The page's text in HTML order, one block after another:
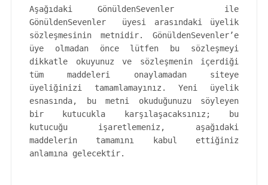
Aşağıdaki GönüldenSevenler ile
GönüldenSevenler üyesi arasındaki üyelik
sözleşmesinin metnidir. GönüldenSevenler’e
üye olmadan önce lütfen bu sözleşmeyi
dikkatle okuyunuz ve sözleşmenin içerdiği
tüm maddeleri onaylamadan siteye
üyeliğinizi tamamlamayınız. Yeni üyelik
esnasında, bu metni okuduğunuzu söyleyen
bir kutucukla karşılaşacaksınız; bu
kutucuğu işaretlemeniz, aşağıdaki
maddelerin tamamını kabul ettiğiniz
anlamına gelecektir.